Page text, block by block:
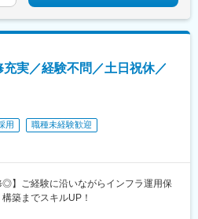
、神戸三宮駅(阪神)、風の丘中間駅、四
条駅(京都市営)、蒲生四丁目駅、なにわ
海岸駅
センター南駅、北四番丁駅、稲永駅、
村井駅、茅野駅、本山駅(愛知県)、さが
新前橋駅、群馬藤岡駅、本庄駅、垂井
生が丘駅、宮崎駅、南鹿児島駅、さっ
千葉駅、虎ノ門駅、神奈川駅、市役所
、岡山駅前駅、胡町駅、高松築港駅、天
駅、湊川駅、小路駅、常盤駅(岡山県)、
実／経験不問／土日祝休／
用
職種未経験歓迎
◎】ご経験に沿いながらインフラ運用保
築までスキルUP！